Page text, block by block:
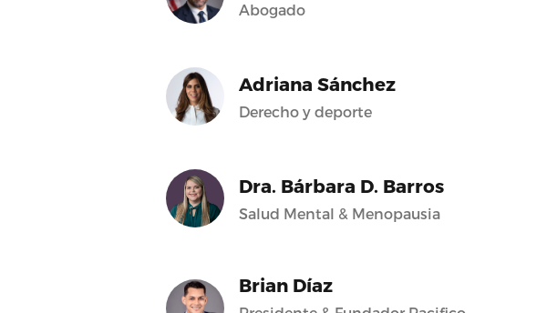
Abogado
Adriana Sánchez
Derecho y deporte
Dra. Bárbara D. Barros
Salud Mental & Menopausia
Brian Díaz